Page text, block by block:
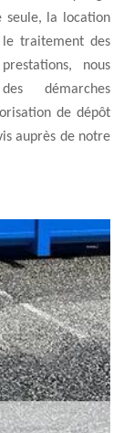
seule, la location
traitement des
nous
démarches
de dépôt
auprès de notre